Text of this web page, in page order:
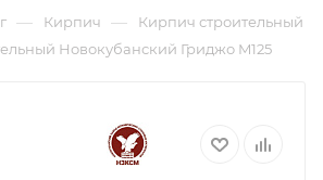
— Кирпич — Кирпич строительный
Новокубанский Гриджо M125